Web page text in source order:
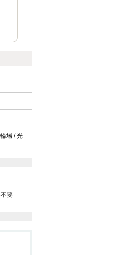
場 / 光
要